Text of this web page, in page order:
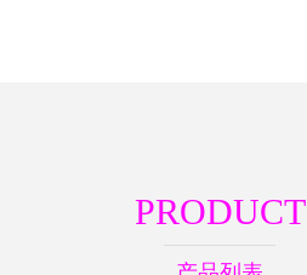
PRODUCT